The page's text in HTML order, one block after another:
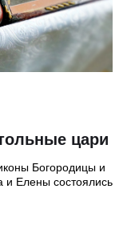
цари
Богородицы и
и Елены состоялись